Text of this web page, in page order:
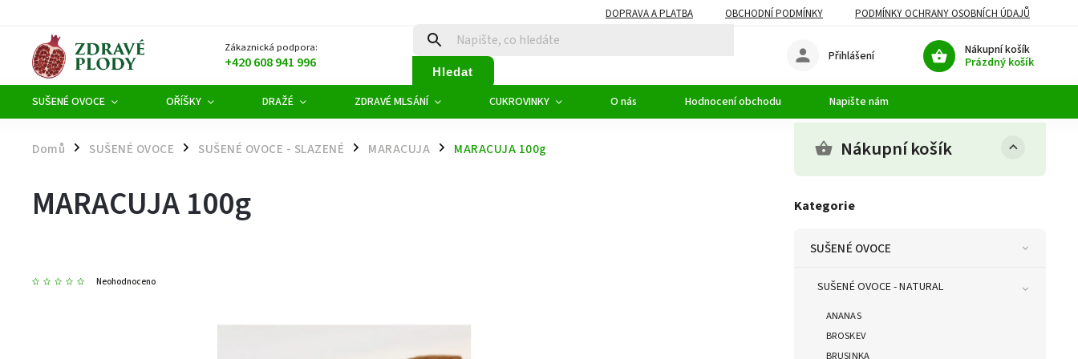
DOPRAVA A PLATBA OBCHODNÍ PODMÍNKY PODMÍNKY OCHRANY OSOBNÍCH ÚDAJŮ
Zákaznická podpora:
+420 608 941 996 Hledat
Nákupní košík
Prázdný košík
Přihlášení
SUŠENÉ OVOCE OŘÍŠKY DRAŽÉ ZDRAVÉ MLSÁNÍ CUKROVINKY O nás Hodnocení obchodu Napište nám
Domů / SUŠENÉ OVOCE / SUŠENÉ OVOCE - SLAZENÉ / MARACUJA / MARACUJA 100g Nákupní košík
Kategorie
SUŠENÉ OVOCE
SUŠENÉ OVOCE - NATURAL
ANANAS
BROSKEV
BRUSINKA
MARACUJA 100g
Neohodnoceno